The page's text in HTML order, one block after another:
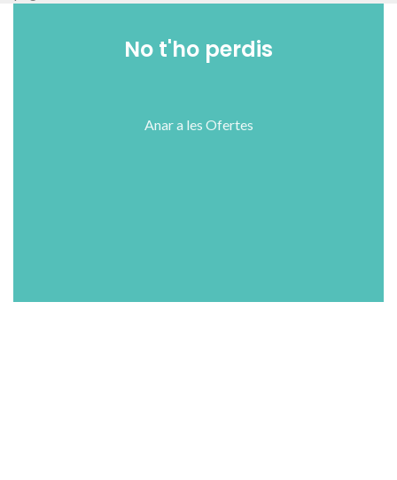
No t'ho perdis
Anar a les Ofertes